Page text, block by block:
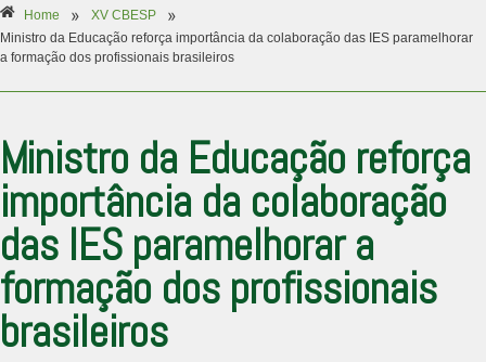
Home » XV CBESP »
Ministro da Educação reforça importância da colaboração das IES paramelhorar
a formação dos profissionais brasileiros
Ministro da Educação reforça
importância da colaboração
das IES paramelhorar a
formação dos profissionais
brasileiros